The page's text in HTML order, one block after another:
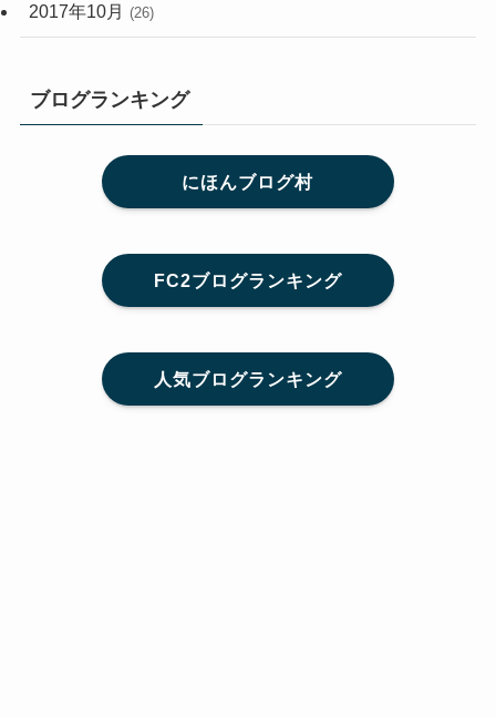
2017年10月 (26)
ブログランキング
にほんブログ村
FC2ブログランキング
人気ブログランキング